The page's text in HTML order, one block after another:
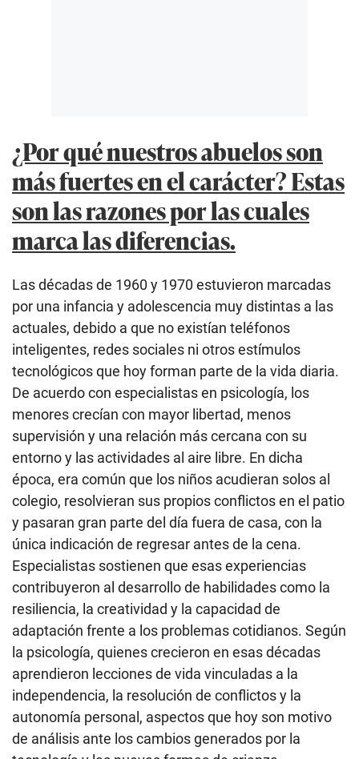
¿Por qué nuestros abuelos son
más fuertes en el carácter? Estas
son las razones por las cuales
marca las diferencias.
Las décadas de 1960 y 1970 estuvieron marcadas
por una infancia y adolescencia muy distintas a las
actuales, debido a que no existían teléfonos
inteligentes, redes sociales ni otros estímulos
tecnológicos que hoy forman parte de la vida diaria.
De acuerdo con especialistas en psicología, los
menores crecían con mayor libertad, menos
supervisión y una relación más cercana con su
entorno y las actividades al aire libre. En dicha
época, era común que los niños acudieran solos al
colegio, resolvieran sus propios conflictos en el patio
y pasaran gran parte del día fuera de casa, con la
única indicación de regresar antes de la cena.
Especialistas sostienen que esas experiencias
contribuyeron al desarrollo de habilidades como la
resiliencia, la creatividad y la capacidad de
adaptación frente a los problemas cotidianos. Según
la psicología, quienes crecieron en esas décadas
aprendieron lecciones de vida vinculadas a la
independencia, la resolución de conflictos y la
autonomía personal, aspectos que hoy son motivo
de análisis ante los cambios generados por la